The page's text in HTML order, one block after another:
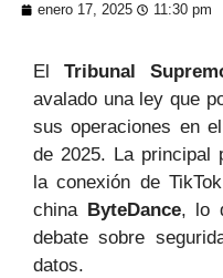
enero 17, 2025 11:30 pm
ElTribunal
avalado una ley que
sus operaciones en
de 2025. La principal
la conexión de
china ByteDance, lo
debate sobre
datos.